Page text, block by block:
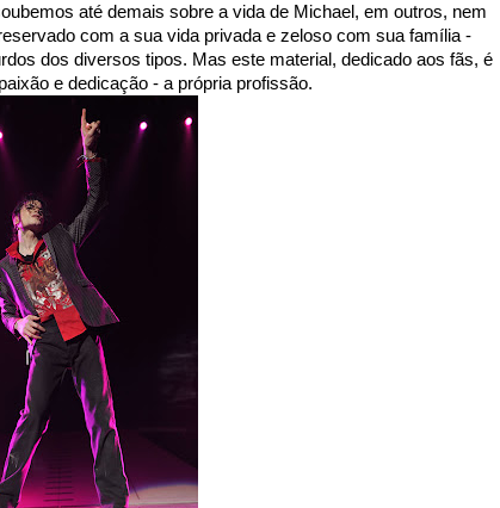
até demais sobre a vida de Michael, em outros, nem
com a sua vida privada e zeloso com sua família -
dos diversos tipos. Mas este material, dedicado aos fãs, é
e dedicação - a própria profissão.